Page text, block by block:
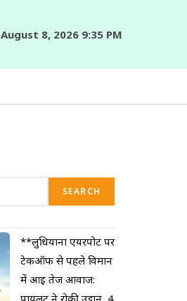
August 8, 2026 9:35 PM
SEARCH
**लुधियाना एयरपोर्ट पर
टेकऑफ से पहले विमान
में आई तेज आवाज:
पायलट ने रोकी उड़ान, 4